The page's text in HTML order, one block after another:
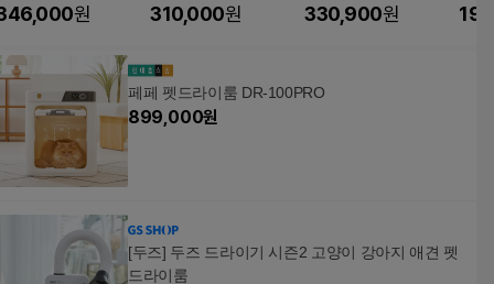
이트, 1개, FB01A
원
유리창, Pro, 1개, 프로
310,000원
핑크, 1개, FB01A
330,900원
음
페페 펫드라이룸 DR-100PRO
899,000원
[두즈] 두즈 드라이기 시즌2 고양이 강아지 애견 펫
드라이룸